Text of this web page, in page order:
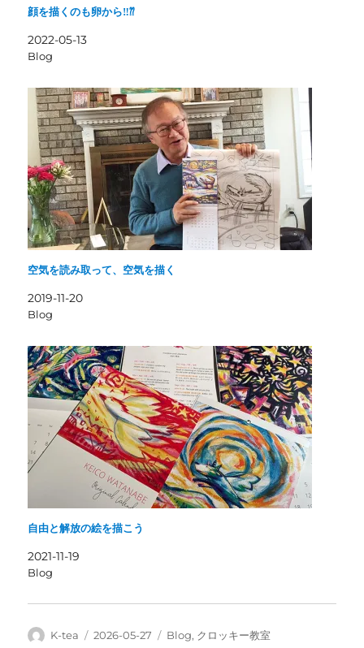
顔を描くのも卵から‼︎⁇
2022-05-13
Blog
空気を読み取って、空気を描く
2019-11-20
Blog
自由と解放の絵を描こう
2021-11-19
Blog
投
K-tea
投
2026-05-27
カ
Blog, クロッキー教室